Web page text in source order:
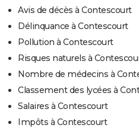
Avis de décès à Contescourt
Délinquance à Contescourt
Pollution à Contescourt
Risques naturels à
Nombre de médecins à
Classement des lycées à
Salaires à Contescourt
Impôts à Contescourt